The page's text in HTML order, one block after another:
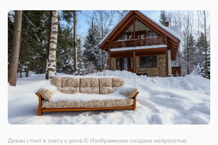
Диван стоит в снегу у дома© Изображение создано нейросетью